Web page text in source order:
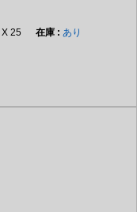
25
あり